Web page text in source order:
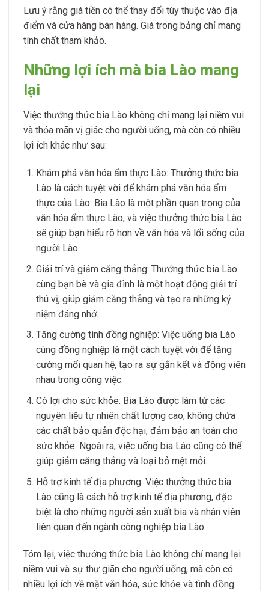
Lưu ý rằng giá tiền có thể thay đổi tùy thuộc vào địa
điểm và cửa hàng bán hàng. Giá trong bảng chỉ mang
tính chất tham khảo.
Những lợi ích mà bia Lào mang
lại
Việc thưởng thức bia Lào không chỉ mang lại niềm vui
và thỏa mãn vị giác cho người uống, mà còn có nhiều
lợi ích khác như sau:
Khám phá văn hóa ẩm thực Lào: Thưởng thức bia
Lào là cách tuyệt vời để khám phá văn hóa ẩm
thực của Lào. Bia Lào là một phần quan trọng của
văn hóa ẩm thực Lào, và việc thưởng thức bia Lào
sẽ giúp bạn hiểu rõ hơn về văn hóa và lối sống của
người Lào.
Giải trí và giảm căng thẳng: Thưởng thức bia Lào
cùng bạn bè và gia đình là một hoạt động giải trí
thú vị, giúp giảm căng thẳng và tạo ra những kỷ
niệm đáng nhớ.
Tăng cường tình đồng nghiệp: Việc uống bia Lào
cùng đồng nghiệp là một cách tuyệt vời để tăng
cường mối quan hệ, tạo ra sự gắn kết và động viên
nhau trong công việc.
Có lợi cho sức khỏe: Bia Lào được làm từ các
nguyên liệu tự nhiên chất lượng cao, không chứa
các chất bảo quản độc hại, đảm bảo an toàn cho
sức khỏe. Ngoài ra, việc uống bia Lào cũng có thể
giúp giảm căng thẳng và loại bỏ mệt mỏi.
Hỗ trợ kinh tế địa phương: Việc thưởng thức bia
Lào cũng là cách hỗ trợ kinh tế địa phương, đặc
biệt là cho những người sản xuất bia và nhân viên
liên quan đến ngành công nghiệp bia Lào.
Tóm lại, việc thưởng thức bia Lào không chỉ mang lại
niềm vui và sự thư giãn cho người uống, mà còn có
nhiều lợi ích về mặt văn hóa, sức khỏe và tình đồng